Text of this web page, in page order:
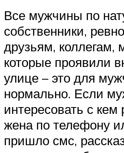
Все мужчины по
собственники,
друзьям, коллегам,
которые проявили
улице – это для
нормально. Если
интересовать с кем
жена по телефону
пришло смс,